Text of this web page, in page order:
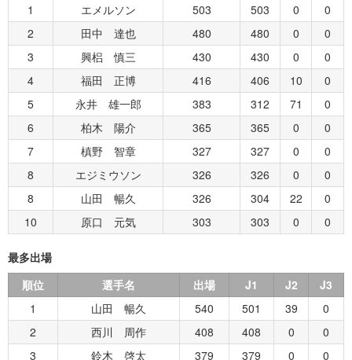
1
エメルソン 503 503 0
0
2
田中 達也 480 480 0
0
3
興梠 慎三 430 430 0
0
4
福田 正博 416 406 10
0
5
永井 雄一郎 383 312 71
0
6
柏木 陽介 365 365 0
0
7
槙野 智章 327 327 0
0
8
エジミウソン 326 326 0
0
8
山田 暢久 326 304 22
0
10
原口 元気 303 303 0 0
最多出場
順位
選手名 出場 J1 J2
J3
1
山田 暢久 540 501 39
0
2
西川 周作 408 408 0
0
3
鈴木 啓太 379 379 0
0